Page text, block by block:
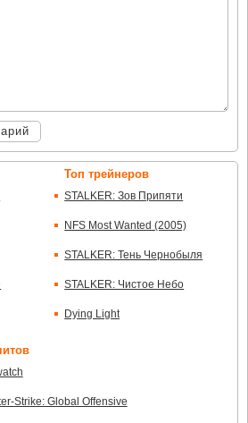
Топ трейнеров
STALKER: Зов Припяти
NFS Most Wanted (2005)
STALKER: Тень Чернобыля
STALKER: Чистое Небо
Dying Light
Strike: Global Offensive